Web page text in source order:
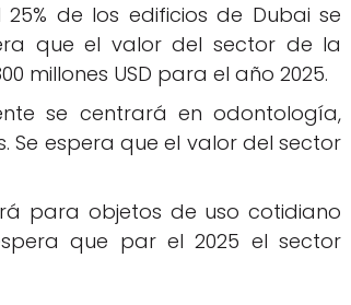
de los edificios de Dubai se
que el valor del sector de la
millones USD para el año 2025.
se centrará en odontología,
Se espera que el valor del sector
para objetos de uso cotidiano
que par el 2025 el sector